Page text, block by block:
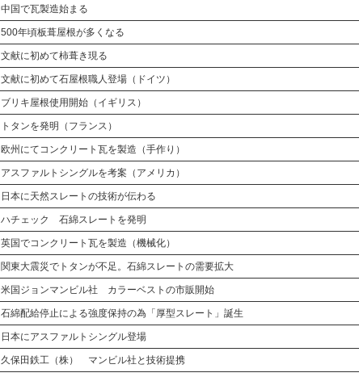
中国で瓦製造始まる
500年頃板葺屋根が多くなる
文献に初めて柿葺き現る
文献に初めて石屋根職人登場（ドイツ）
ブリキ屋根使用開始（イギリス）
トタンを発明（フランス）
欧州にてコンクリート瓦を製造（手作り）
アスファルトシングルを考案（アメリカ）
日本に天然スレートの技術が伝わる
ハチェック 石綿スレートを発明
英国でコンクリート瓦を製造（機械化）
関東大震災でトタンが不足。石綿スレートの需要拡大
米国ジョンマンビル社 カラーベストの市販開始
石綿配給停止による強度保持の為「厚型スレート」誕生
日本にアスファルトシングル登場
久保田鉄工（株） マンビル社と技術提携